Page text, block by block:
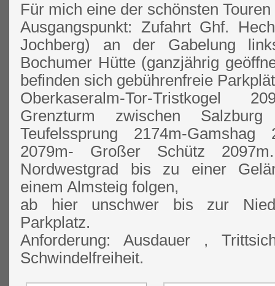
Für mich eine der schönsten
Ausgangspunkt: Zufahrt Ghf.
Jochberg) an der Gabelung
Bochumer Hütte (ganzjährig
befinden sich gebührenfreie
Oberkaseralm-Tor-Tristkogel
Grenzturm zwischen
Teufelssprung 2174m-Gamshag
2079m- Großer Schütz
Nordwestgrad bis zu einer
einem Almsteig folgen,
ab hier unschwer bis zur
Parkplatz.
Anforderung: Ausdauer ,
Schwindelfreiheit.